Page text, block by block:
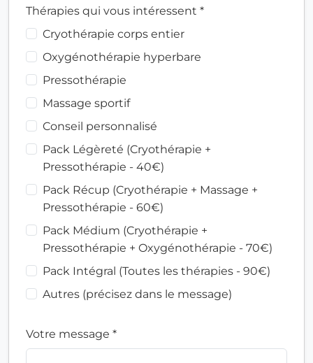
Thérapies qui vous intéressent *
Cryothérapie corps entier
Oxygénothérapie hyperbare
Pressothérapie
Massage sportif
Conseil personnalisé
Pack Légèreté (Cryothérapie +
Pressothérapie - 40€)
Pack Récup (Cryothérapie + Massage +
Pressothérapie - 60€)
Pack Médium (Cryothérapie +
Pressothérapie + Oxygénothérapie - 70€)
Pack Intégral (Toutes les thérapies - 90€)
Autres (précisez dans le message)
Votre message *